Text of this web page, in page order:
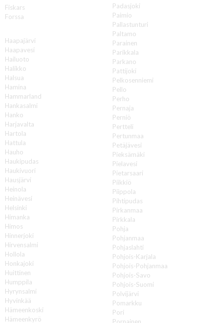
Fiskars
Forssa
Haapajärvi
Haapavesi
Hailuoto
Halikko
Halsua
Hamina
Hammarland
Hankasalmi
Hanko
Harjavalta
Hartola
Hattula
Hauho
Haukipudas
Haukivuori
Hausjärvi
Heinola
Heinävesi
Helsinki
Himanka
Himos
Hinnerjoki
Hirvensalmi
Hollola
Honkajoki
Huittinen
Humppila
Hyrynsalmi
Hyvinkää
Hämeenkoski
Hämeenkyrö
Padasjoki
Paimio
Pallastunturi
Paltamo
Parainen
Parikkala
Parkano
Pattijoki
Pelkosenniemi
Pello
Perho
Pernaja
Perniö
Pertteli
Pertunmaa
Petäjävesi
Pieksämäki
Pielavesi
Pietarsaari
Piikkiö
Piippola
Pihtipudas
Pirkanmaa
Pirkkala
Pohja
Pohjanmaa
Pohjaslahti
Pohjois-Karjala
Pohjois-Pohjanmaa
Pohjois-Savo
Pohjois-Suomi
Polvijärvi
Pomarkku
Pori
Pornainen